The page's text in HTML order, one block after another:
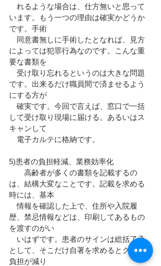
れるような場合は、仕方無いと思って
います。もう一つの理由は確実かどうか
です。手術
同意書無しに手術したとなれば、見方
によっては犯罪行為なのです。こんな重
要な書類を
受け取り忘れるというのは大きな問題
です。出来るだけ職員間で済ませるよう
にする方が
確実です。今回で言えば、窓口で一括
して受け取り現場に届ける。あるいはス
キャンして
電子カルテに格納です。
5)患者の負担軽減、業務効率化
高齢者が多くの書類を記載するの
は、結構大変なことです。記載を求める
時には、基本
情報を確認した上で、住所や入院履
歴、禁忌情報などは、印刷してあるもの
を渡すのがい
いはずです。患者のサインは総括了承
として、そこだけ自署を求めるとグッと
負担が減り